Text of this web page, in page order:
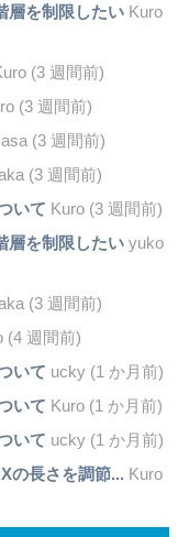
層を制限したいKuro
(3 週間前)
(3 週間前)
(3 週間前)
(3 週間前)
いて Kuro (3 週間前)
層を制限したいyuko
(3 週間前)
(4 週間前)
いて ucky (1 か月前)
いて Kuro (1 か月前)
いて ucky (1 か月前)
の長さを調節... Kuro